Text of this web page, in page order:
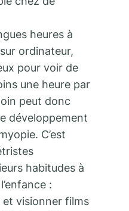
heures à
ordinateur,
pour voir de
une heure par
peut donc
développement
C’est
habitudes à
:
visionner films